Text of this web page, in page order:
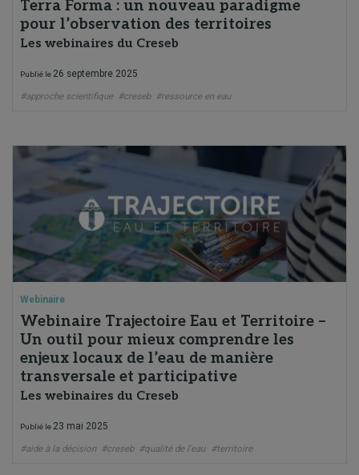
Terra Forma : un nouveau paradigme
pour l’observation des territoires
Les webinaires du Creseb
Publié le 26 septembre 2025
#approche scientifique #creseb #ressource en eau
Webinaire
Webinaire Trajectoire Eau et Territoire –
Un outil pour mieux comprendre les
enjeux locaux de l’eau de manière
transversale et participative
Les webinaires du Creseb
Publié le 23 mai 2025
#aide à la décision #creseb #qualité de l'eau #territoire